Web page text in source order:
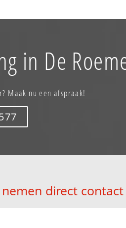
in De
Maak nu een afspraak!
direct